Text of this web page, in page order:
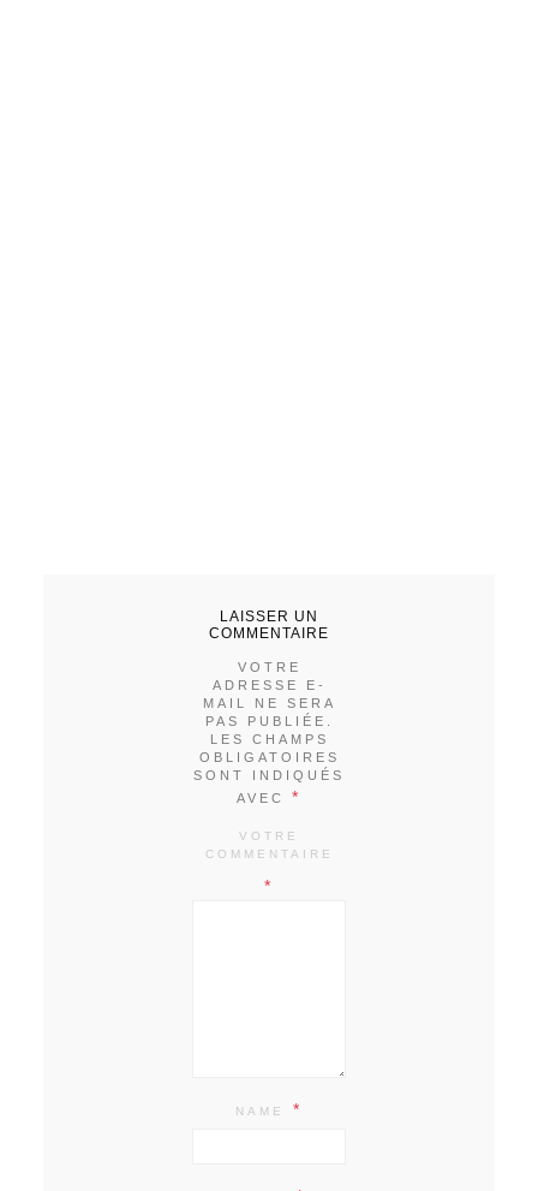
LAISSER UN
COMMENTAIRE
VOTRE
ADRESSE E-
MAIL NE SERA
PAS PUBLIÉE.
LES CHAMPS
OBLIGATOIRES
SONT INDIQUÉS
AVEC *
VOTRE
COMMENTAIRE
*
NAME *